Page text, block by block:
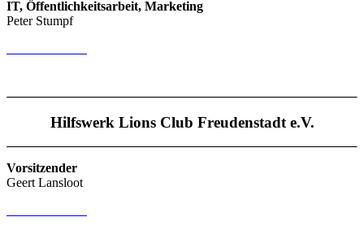
IT, Öffentlichkeitsarbeit, Marketing
Peter Stumpf
Hilfswerk Lions Club Freudenstadt e.V.
Vorsitzender
Geert Lansloot